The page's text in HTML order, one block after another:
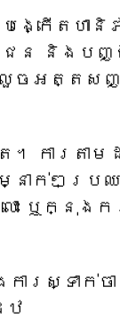
ង្កើតហានិ
ជន និងបញ្
ចអត្តសញ្
ការតាមដ
ម្នាក់ៗប្រ
ោះ ឬក្នុង
ារស្ទាក់ច
ឋ